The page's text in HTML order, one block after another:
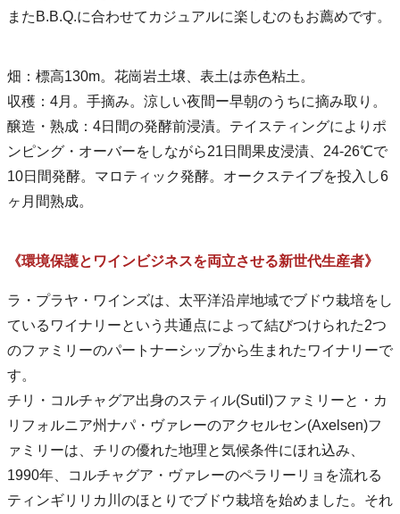
またB.B.Q.に合わせてカジュアルに楽しむのもお薦めです。
畑：標高130m。花崗岩土壌、表土は赤色粘土。
収穫：4月。手摘み。涼しい夜間ー早朝のうちに摘み取り。
醸造・熟成：4日間の発酵前浸漬。テイスティングによりポ
ンピング・オーバーをしながら21日間果皮浸漬、24-26℃で
10日間発酵。マロティック発酵。オークステイブを投入し6
ヶ月間熟成。
《環境保護とワインビジネスを両立させる新世代生産者》
ラ・プラヤ・ワインズは、太平洋沿岸地域でブドウ栽培をし
ているワイナリーという共通点によって結びつけられた2つ
のファミリーのパートナーシップから生まれたワイナリーで
す。
チリ・コルチャグア出身のスティル(Sutil)ファミリーと・カ
リフォルニア州ナパ・ヴァレーのアクセルセン(Axelsen)フ
ァミリーは、チリの優れた地理と気候条件にほれ込み、
1990年、コルチャグア・ヴァレーのペラリーリョを流れる
ティンギリリカ川のほとりでブドウ栽培を始めました。それ